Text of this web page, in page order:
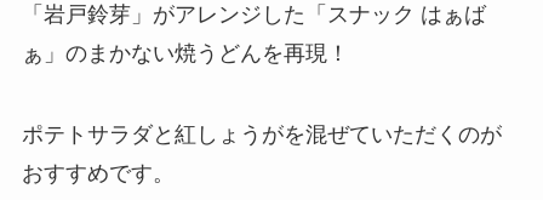
「岩戸鈴芽」がアレンジした「スナック はぁば
ぁ」のまかない焼うどんを再現！
ポテトサラダと紅しょうがを混ぜていただくのが
おすすめです。